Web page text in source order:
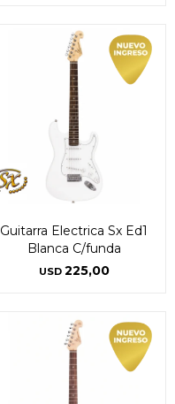
Guitarra Electrica Sx Ed1
Blanca C/funda
USD 225,00